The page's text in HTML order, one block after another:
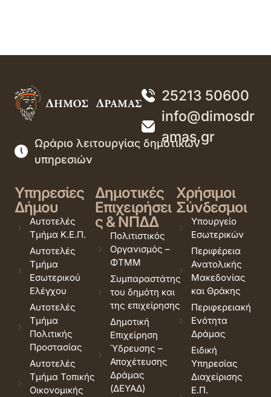
25213 50600
info@dimosdr
amas.gr
Ωράριο λειτουργίας δημοτικών
υπηρεσιών
Υπηρεσίες
Δήμου
Αυτοτελές
Τμήμα Κ.Ε.Π.
Αυτοτελές
Τμήμα
Εσωτερικού
Ελέγχου
Αυτοτελές
Τμήμα
Πολιτικής
Προστασίας
Αυτοτελές
Τμήμα Τοπικής
Οικονομικής
Δημοτικές
Επιχειρήσει
ς & ΝΠΔΔ
Πολιτιστικός
Οργανισμός –
ΦΤΜΜ
Συμπαραστάτης
του δημότη και
της επιχείρησης
Δημοτική
Επιχείρηση
Ύδρευσης –
Αποχέτευσης
Δράμας
(ΔΕΥΑΔ)
Χρήσιμοι
Σύνδεσμοι
Υπουργείο
Εσωτερικών
Περιφέρεια
Ανατολικής
Μακεδονίας
και Θράκης
Περιφερειακή
Ενότητα
Δράμας
Ειδική
Υπηρεσίας
Διαχείρισης
Ε.Π.